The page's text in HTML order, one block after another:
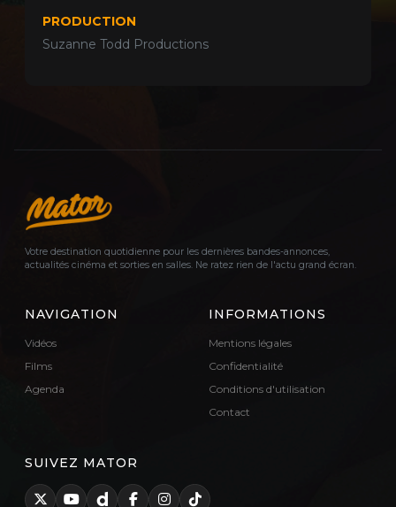
PRODUCTION
Suzanne Todd Productions
Votre destination quotidienne pour les dernières bandes-annonces,
actualités cinéma et sorties en salles. Ne ratez rien de l'actu grand écran.
NAVIGATION
Vidéos
Films
Agenda
INFORMATIONS
Mentions légales
Confidentialité
Conditions d'utilisation
Contact
SUIVEZ MATOR